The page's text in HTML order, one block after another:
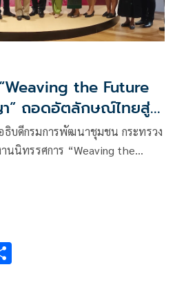
the Future
” ถอดอัตลักษณ์ไทยสู่
ล็งต่อยอดโครงการในปี
บดีกรมการพัฒนาชุมชน กระทรวง
นนิทรรศการ “Weaving the